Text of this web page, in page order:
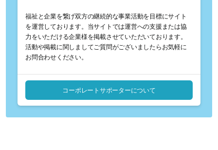
福祉と企業を繋げ双方の継続的な事業活動を目標にサイト
を運営しております。当サイトでは運営への支援または協
力をいただける企業様を掲載させていただいております。
活動や掲載に関しましてご質問がございましたらお気軽に
お問合わせください。
コーポレートサポーターについて